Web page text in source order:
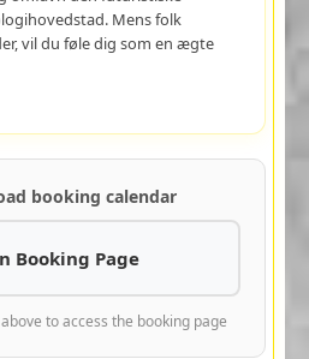
Mens folk
vil du føle dig som en ægte
booking calendar
Booking Page
to access the booking page